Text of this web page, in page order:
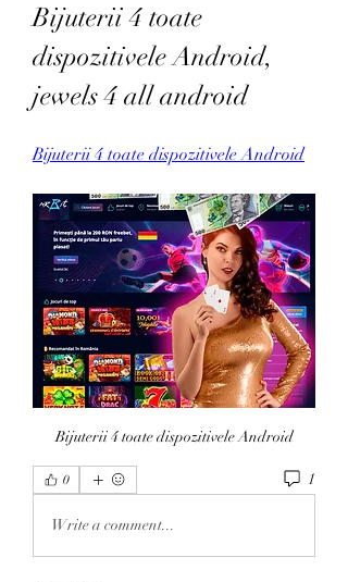
Bijuterii 4 toate
dispozitivele Android,
jewels 4 all android
Bijuterii 4 toate dispozitivele Android
Bijuterii 4 toate dispozitivele Android
0 1
Write a comment...